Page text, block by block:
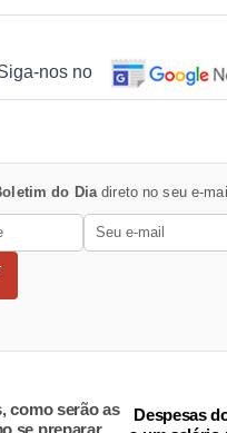
nos no
do Diadireto no seu e-
como serão as
se preparar
Despesas